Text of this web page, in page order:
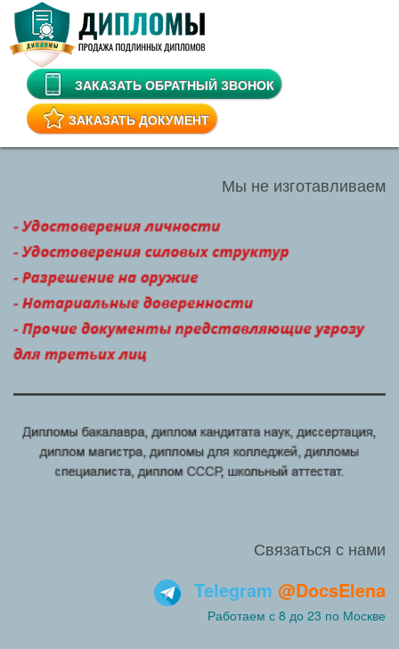
ЗАКАЗАТЬ ОБРАТНЫЙ ЗВОНОК
ЗАКАЗАТЬ ДОКУМЕНТ
Мы не изготавливаем
Связаться с нами
Telegram @DocsElena
Работаем с 8 до 23 по Москве